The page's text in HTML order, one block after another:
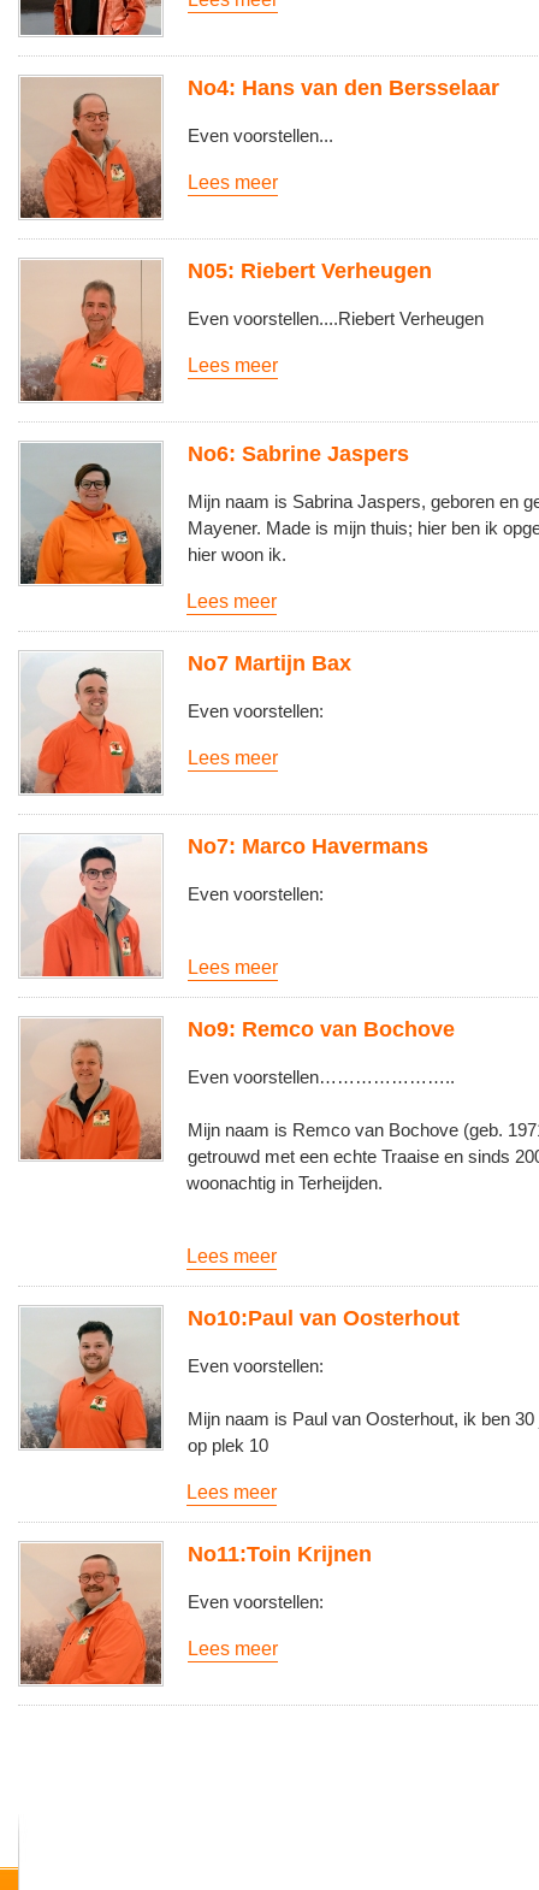
No4: Hans van den Bersselaar
Even voorstellen...
Lees meer
N05: Riebert Verheugen
Even voorstellen....Riebert Verheugen
Lees meer
No6: Sabrine Jaspers
Mijn naam is Sabrina Jaspers, geboren en
Mayener. Made is mijn thuis; hier ben ik
hier woon ik.
Lees meer
No7 Martijn Bax
Even voorstellen:
Lees meer
No7: Marco Havermans
Even voorstellen:
Lees meer
No9: Remco van Bochove
Even voorstellen…………………..
Mijn naam is Remco van Bochove (geb.
getrouwd met een echte Traaise en sinds
woonachtig in Terheijden.
Lees meer
No10:Paul van Oosterhout
Even voorstellen:
Mijn naam is Paul van Oosterhout, ik ben 30
op plek 10
Lees meer
No11:Toin Krijnen
Even voorstellen:
Lees meer